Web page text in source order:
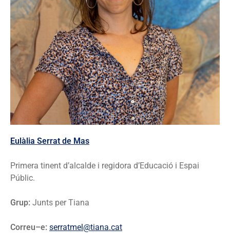
Eulàlia Serrat de Mas
Primera tinent d’alcalde i regidora d’Educació i Espai
Públic.
Grup: Junts per Tiana
Correu–e: serratmel@tiana.cat